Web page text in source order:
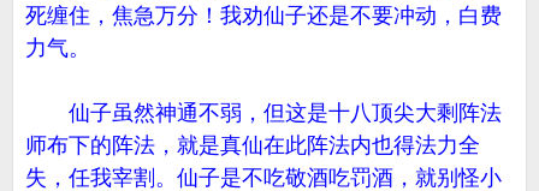
死缠住，焦急万分！我劝仙子还是不要冲动，白费
力气。
仙子虽然神通不弱，但这是十八顶尖大剩阵法
师布下的阵法，就是真仙在此阵法内也得法力全
失，任我宰割。仙子是不吃敬酒吃罚酒，就别怪小